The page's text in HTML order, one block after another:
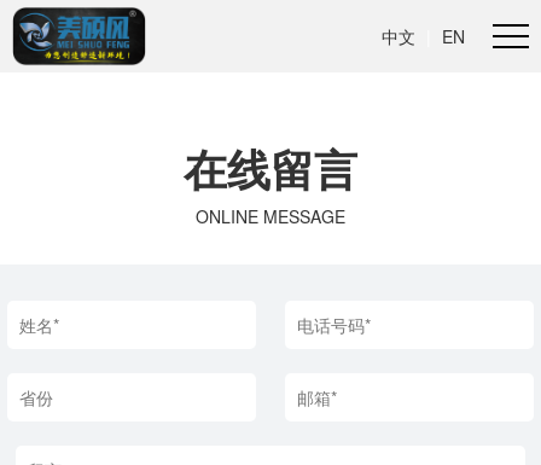
中文 EN
在线留言
ONLINE MESSAGE